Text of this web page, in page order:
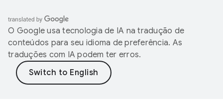
O Google usa tecnologia de IA na tradução de
conteúdos para seu idioma de preferência. As
traduções com IA podem ter erros.